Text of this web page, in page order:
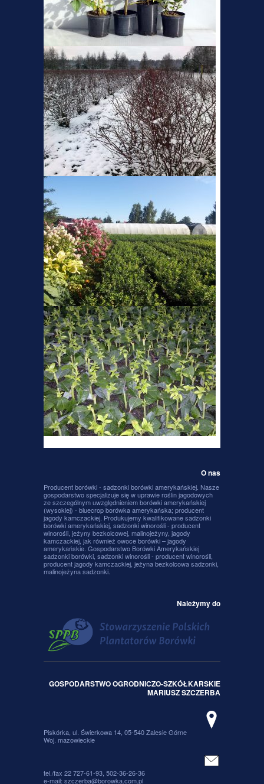
O nas
Producent borówki - sadzonki borówki amerykańskiej. Nasze
gospodarstwo specjalizuje się w uprawie roślin jagodowych
ze szczególnym uwzględnieniem borówki amerykańskiej
(wysokiej) - bluecrop borówka amerykańska; producent
jagody kamczackiej. Produkujemy kwalifikowane sadzonki
borówki amerykańskiej, sadzonki winorośli - producent
winorośli, jeżyny bezkolcowej, malinojeżyny, jagody
kamczackiej, jak również owoce borówki – jagody
amerykańskie. Gospodarstwo Borówki Amerykańskiej
sadzonki borówki, sadzonki winorośli - producent winorośli,
producent jagody kamczackiej, jeżyna bezkolcowa sadzonki,
malinojeżyna sadzonki.
Należymy do
GOSPODARSTWO OGRODNICZO-SZKÓŁKARSKIE
MARIUSZ SZCZERBA
Piskórka, ul. Świerkowa 14, 05-540 Zalesie Górne
Woj. mazowieckie
tel./fax 22 727-61-93, 502-36-26-36
e-mail: szczerba@borowka.com.pl